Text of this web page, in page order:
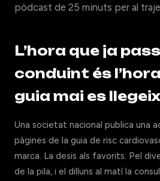
pòdcast de 25 minuts per al
L’hora que ja
conduint és
guia mai es llegeix
Una societat nacional publica una
pàgines de la guia de risc
marca. La desis als favorits. Pel
de la pila, i el dilluns al matí la